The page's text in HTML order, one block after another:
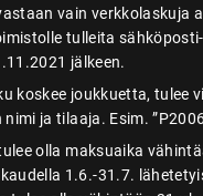
vain verkkolaskuja
tulleita
jälkeen.
koskee joukkuetta, tulee
nimi ja tilaaja. Esim.
olla maksuaika
1.6.-31.7.